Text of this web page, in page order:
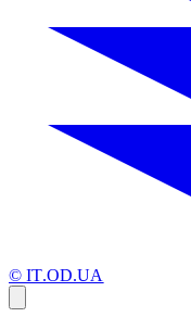
© IT.OD.UA